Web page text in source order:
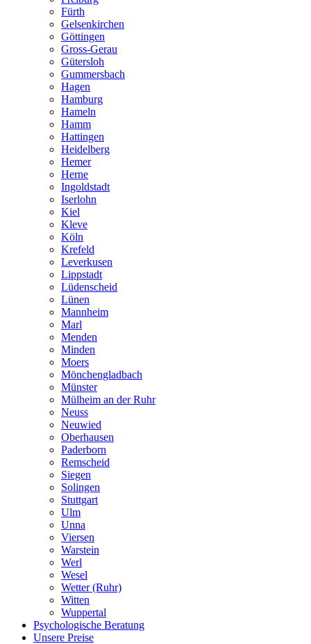
Fürth
Gelsenkirchen
Göttingen
Gross-Gerau
Gütersloh
Gummersbach
Hagen
Hamburg
Hameln
Hamm
Hattingen
Heidelberg
Hemer
Herne
Ingoldstadt
Iserlohn
Kiel
Kleve
Köln
Krefeld
Leverkusen
Lippstadt
Lüdenscheid
Lünen
Mannheim
Marl
Menden
Minden
Moers
Mönchengladbach
Münster
Mülheim an der Ruhr
Neuss
Neuwied
Oberhausen
Paderborn
Remscheid
Siegen
Solingen
Stuttgart
Ulm
Unna
Viersen
Warstein
Werl
Wesel
Wetter (Ruhr)
Witten
Wuppertal
Psychologische Beratung
Unsere Preise